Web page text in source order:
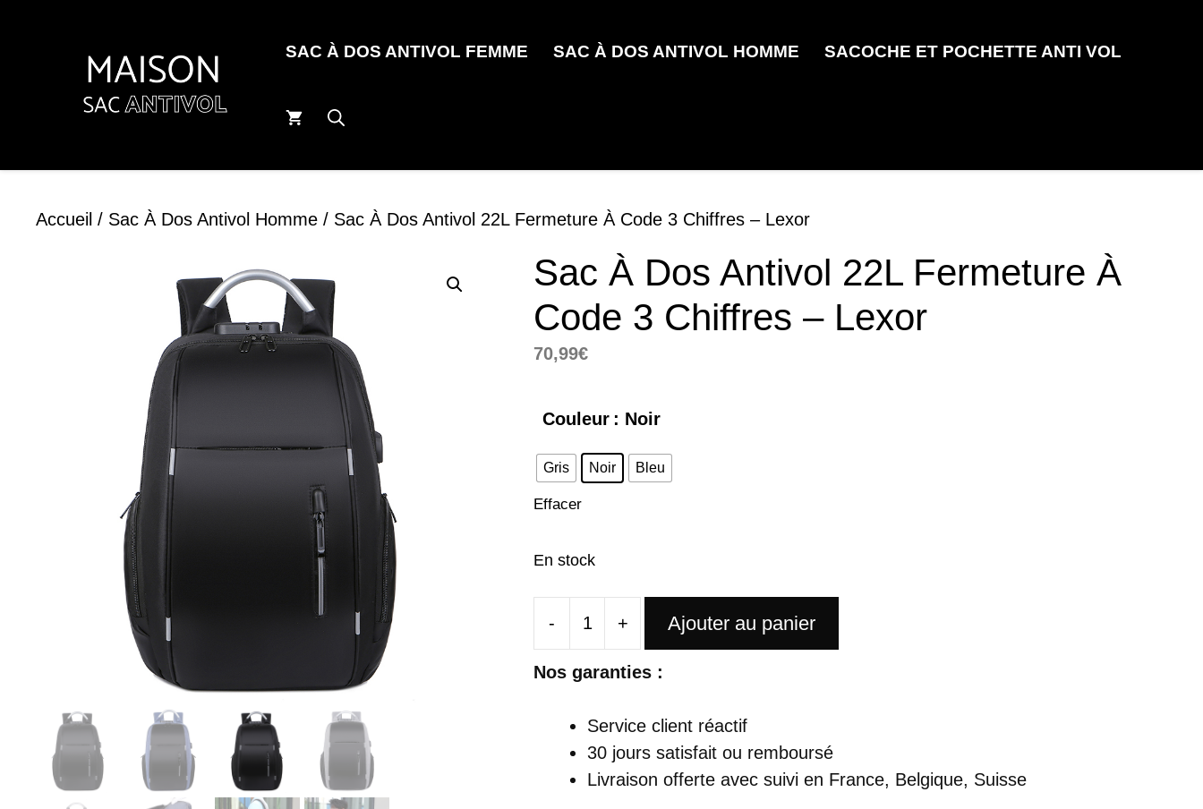
SAC À DOS ANTIVOL FEMME SAC À DOS ANTIVOL HOMME SACOCHE ET POCHETTE ANTI VOL
Accueil / Sac À Dos Antivol Homme / Sac À Dos Antivol 22L Fermeture À Code 3 Chiffres – Lexor
Sac À Dos Antivol 22L Fermeture À
Code 3 Chiffres – Lexor
70,99€
Couleur : Noir
Gris Noir Bleu
Effacer
En stock
-
quantité
de
+ Ajouter au panier
Nos garanties :
Service client réactif
30 jours satisfait ou remboursé
Livraison offerteavec suivi en France, Belgique, Suisse